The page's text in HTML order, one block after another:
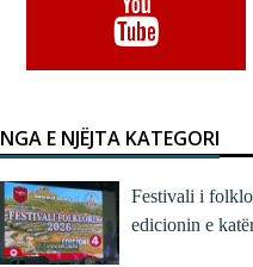
NGA E NJËJTA KATEGORI
Festivali i
edicionin e